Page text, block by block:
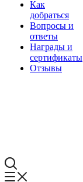
Как
добраться
Вопросы и
ответы
Награды и
сертификаты
Отзывы